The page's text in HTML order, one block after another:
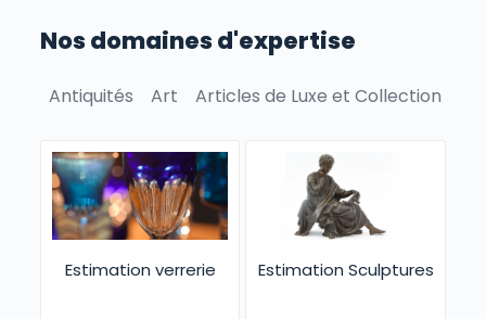
Nos domaines d'expertise
Antiquités Art Articles de Luxe et Collection
Estimation verrerie Estimation Sculptures